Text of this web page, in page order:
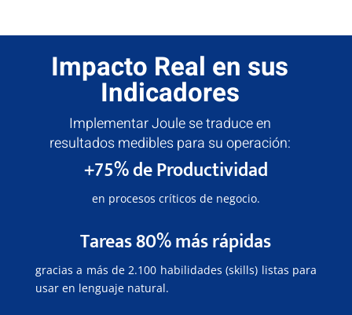
Impacto Real en sus
Indicadores
Implementar Joule se traduce en
resultados medibles para su operación:
+75% de Productividad
en procesos críticos de negocio.
Tareas 80% más rápidas
gracias a más de 2.100 habilidades (skills) listas para
usar en lenguaje natural.